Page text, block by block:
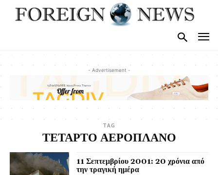
- Advertisement -
TAG
ΤΕΤΑΡΤΟ ΑΕΡΟΠΛΑΝΟ
11 Σεπτεμβρίου 2001: 20 χρόνια από
την τραγική ημέρα